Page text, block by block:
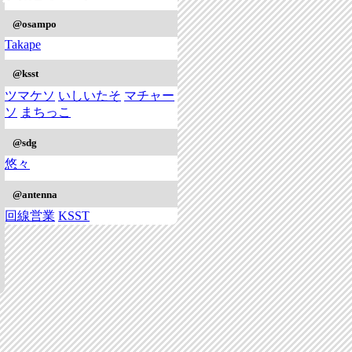
@osampo
Takape
@ksst
ツマケソ いしいたそ マチャー
ソ まちっこ
@sdg
悠々
@antenna
回線営業 KSST